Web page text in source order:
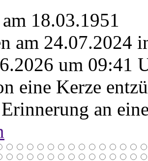
18.03.1951
am 24.07.2024
um 09:41
eine Kerze
an